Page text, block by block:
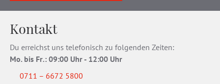
Kontakt
Du erreichst uns telefonisch zu folgenden Zeiten:
Mo. bis Fr.: 09:00 Uhr - 12:00 Uhr
0711 – 6672 5800